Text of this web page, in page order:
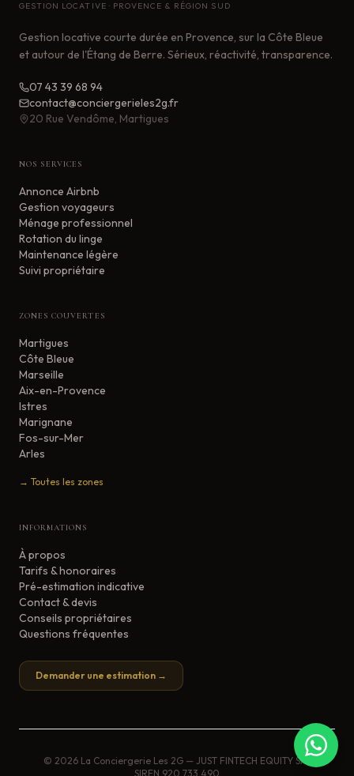
GESTION LOCATIVE · PROVENCE & RÉGION SUD
Gestion locative courte durée en Provence, sur la Côte Bleue
et autour de l'Étang de Berre. Sérieux, réactivité, transparence.
07 43 39 68 94
contact@conciergerieles2g.fr
20 Rue Vendôme, Martigues
NOS SERVICES
Annonce Airbnb
Gestion voyageurs
Ménage professionnel
Rotation du linge
Maintenance légère
Suivi propriétaire
ZONES COUVERTES
Martigues
Côte Bleue
Marseille
Aix-en-Provence
Istres
Marignane
Fos-sur-Mer
Arles
→ Toutes les zones
INFORMATIONS
À propos
Tarifs & honoraires
Pré-estimation indicative
Contact & devis
Conseils propriétaires
Questions fréquentes
Demander une estimation →
© 2026La Conciergerie Les 2G — JUST FINTECH EQUITY SAS
SIREN 920 733 490